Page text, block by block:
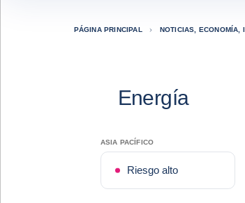
PÁGINA PRINCIPAL NOTICIAS, ECONOMÍA,
Energía
ASIA PACÍFICO
Riesgo alto